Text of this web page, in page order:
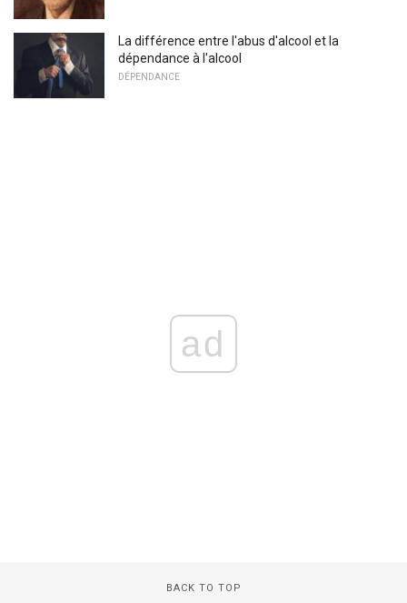
La différence entre l'abus d'alcool et la
dépendance à l'alcool
DÉPENDANCE
ad
BACK TO TOP